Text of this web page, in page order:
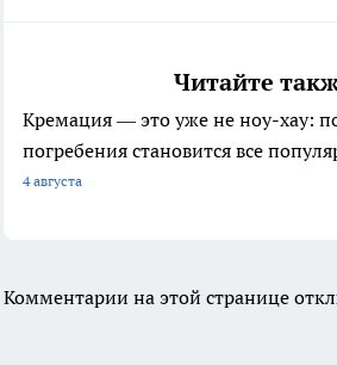
Читайте
Кремация — это уже не ноу-хау:
погребения становится все
4 августа
Комментарии на этой странице